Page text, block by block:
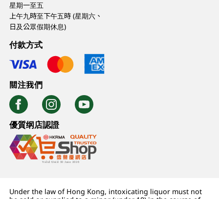
星期一至五
上午九時至下午五時 (星期六、
日及公眾假期休息)
付款方式
關注我們
優質纲店認證
Under the law of Hong Kong, intoxicating liquor must not